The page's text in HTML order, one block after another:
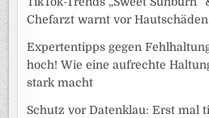
Chefarzt warnt vor
Expertentipps gegen
hoch! Wie eine aufrechte
stark macht
Schutz vor Datenklau: Erst mal